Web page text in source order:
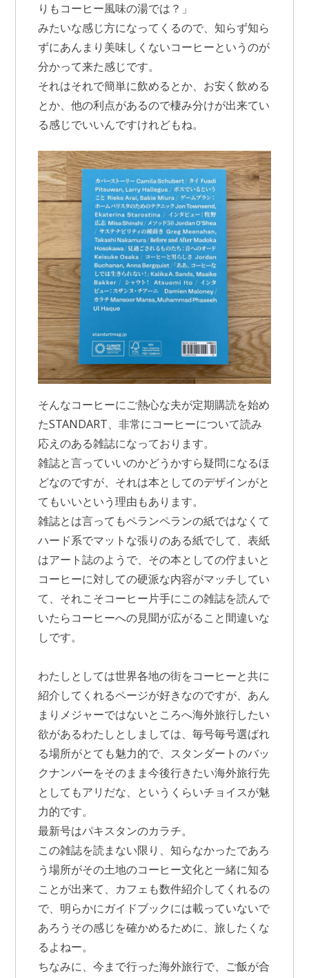
りもコーヒー風味の湯では？」
みたいな感じ方になってくるので、知らず知ら
ずにあんまり美味しくないコーヒーというのが
分かって来た感じです。
それはそれで簡単に飲めるとか、お安く飲める
とか、他の利点があるので棲み分けが出来てい
る感じでいいんですけれどもね。
そんなコーヒーにご熱心な夫が定期購読を始め
たSTANDART、非常にコーヒーについて読み
応えのある雑誌になっております。
雑誌と言っていいのかどうかすら疑問になるほ
どなのですが、それは本としてのデザインがと
てもいいという理由もあります。
雑誌とは言ってもペランペランの紙ではなくて
ハード系でマットな張りのある紙でして、表紙
はアート誌のようで、その本としての佇まいと
コーヒーに対しての硬派な内容がマッチしてい
て、それこそコーヒー片手にこの雑誌を読んで
いたらコーヒーへの見聞が広がること間違いな
しです。
わたしとしては世界各地の街をコーヒーと共に
紹介してくれるページが好きなのですが、あん
まりメジャーではないところへ海外旅行したい
欲があるわたしとしましては、毎号毎号選ばれ
る場所がとても魅力的で、スタンダートのバッ
クナンバーをそのまま今後行きたい海外旅行先
としてもアリだな、というくらいチョイスが魅
力的です。
最新号はパキスタンのカラチ。
この雑誌を読まない限り、知らなかったであろ
う場所がその土地のコーヒー文化と一緒に知る
ことが出来て、カフェも数件紹介してくれるの
で、明らかにガイドブックには載っていないで
あろうその感じを確かめるために、旅したくな
るよねー。
ちなみに、今まで行った海外旅行で、ご飯が合